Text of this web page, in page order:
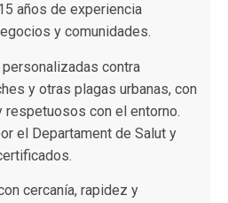
años de experiencia
y comunidades.
contra
y otras plagas urbanas, con
con el entorno.
el Departament de Salut y
cercanía, rapidez y